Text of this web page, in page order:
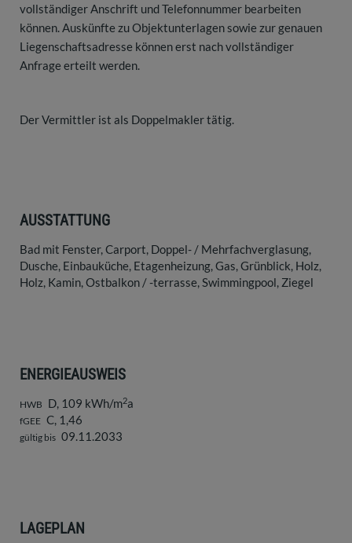
vollständiger Anschrift und Telefonnummer bearbeiten
können. Auskünfte zu Objektunterlagen sowie zur genauen
Liegenschaftsadresse können erst nach vollständiger
Anfrage erteilt werden.
Der Vermittler ist als Doppelmakler tätig.
AUSSTATTUNG
Bad mit Fenster Carport Doppel- / Mehrfachverglasung
Dusche Einbauküche Etagenheizung Gas Grünblick Holz
Holz Kamin Ostbalkon / -terrasse Swimmingpool Ziegel
ENERGIEAUSWEIS
HWB D, 109 kWh/m2a
fGEE C, 1,46
gültig bis 09.11.2033
LAGEPLAN